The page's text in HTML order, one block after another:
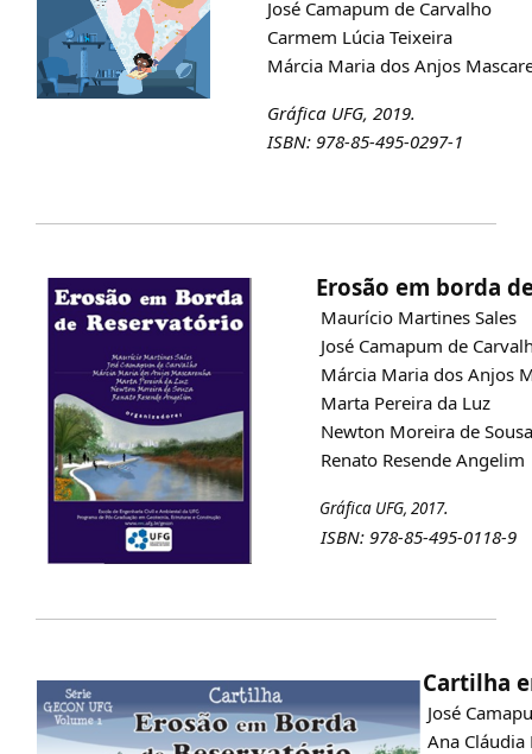
José Camapum de Carvalho
Carmem Lúcia Teixeira
Márcia Maria dos Anjos
Gráfica UFG, 2019.
ISBN: 978-85-495-0297-1
Erosão em borda
Maurício Martines Sales
José Camapum de
Márcia Maria dos Anjos
Marta Pereira da Luz
Newton Moreira de Sousa
Renato Resende Angelim
Gráfica UFG, 2017.
ISBN: 978-85-495-0118-9
Cartilha
José
Ana Cláudia